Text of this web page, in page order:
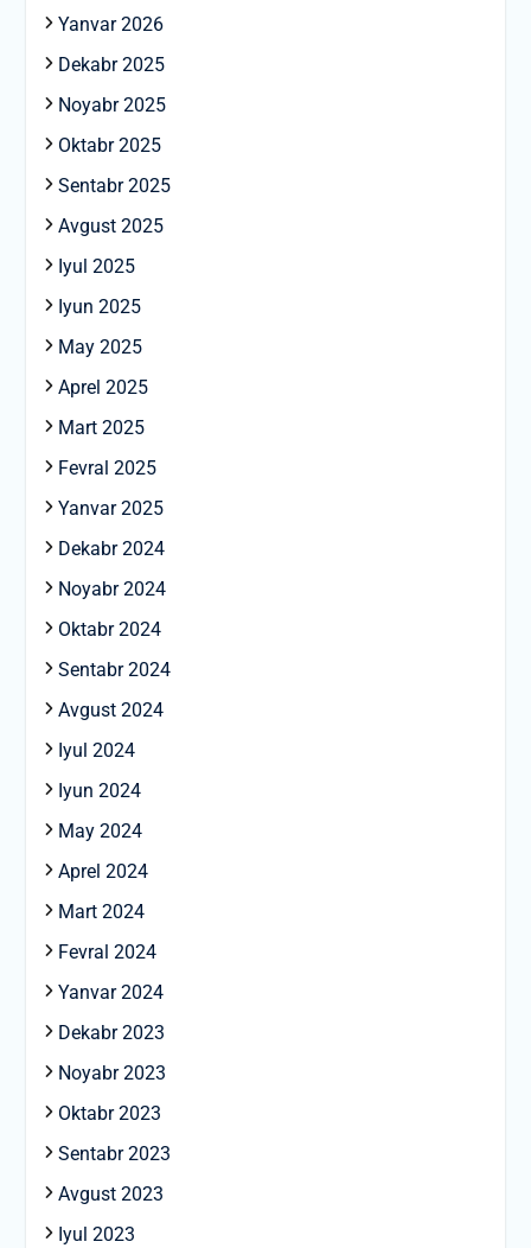
Yanvar 2026
Dekabr 2025
Noyabr 2025
Oktabr 2025
Sentabr 2025
Avgust 2025
Iyul 2025
Iyun 2025
May 2025
Aprel 2025
Mart 2025
Fevral 2025
Yanvar 2025
Dekabr 2024
Noyabr 2024
Oktabr 2024
Sentabr 2024
Avgust 2024
Iyul 2024
Iyun 2024
May 2024
Aprel 2024
Mart 2024
Fevral 2024
Yanvar 2024
Dekabr 2023
Noyabr 2023
Oktabr 2023
Sentabr 2023
Avgust 2023
Iyul 2023